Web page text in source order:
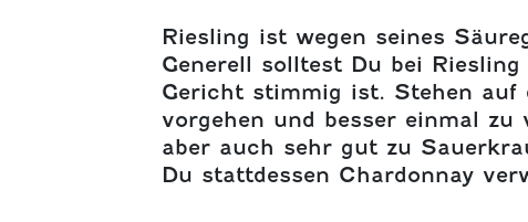
Riesling ist wegen seines
Generell solltest Du bei
Gericht stimmig ist. Stehen
vorgehen und besser einmal
aber auch sehr gut zu
Du stattdessen Chardonnay